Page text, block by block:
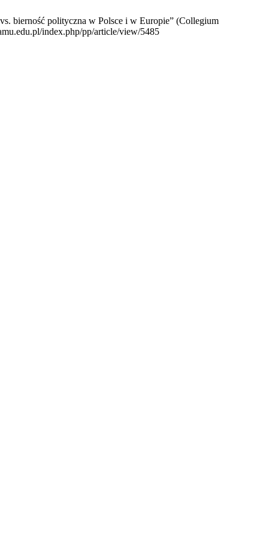
bierność polityczna w Polsce i w Europie” (Collegium
index.php/pp/article/view/5485